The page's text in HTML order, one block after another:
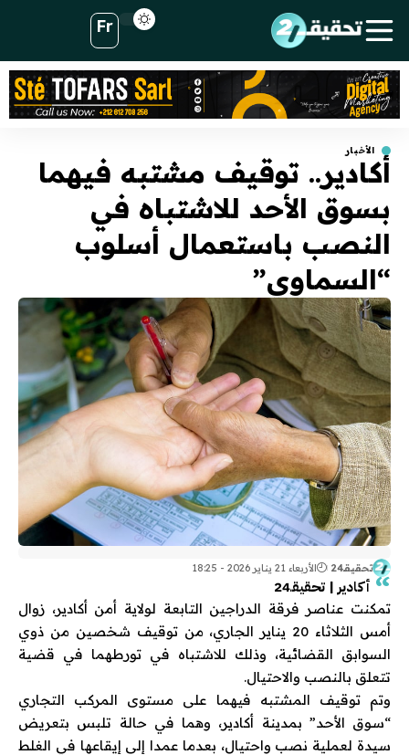
Fr
الأخبار
أكادير.. توقيف مشتبه فيهما
بسوق الأحد للاشتباه في
النصب باستعمال أسلوب
“السماوي”
تحقيقـ24 الأربعاء 21 يناير 2026 - 18:25
أكادير | تحقيقـ24
تمكنت عناصر فرقة الدراجين التابعة لولاية أمن أكادير، زوال
أمس الثلاثاء 20 يناير الجاري، من توقيف شخصين من ذوي
السوابق القضائية، وذلك للاشتباه في تورطهما في قضية
تتعلق بالنصب والاحتيال.
وتم توقيف المشتبه فيهما على مستوى المركب التجاري
“سوق الأحد” بمدينة أكادير، وهما في حالة تلبس بتعريض
سيدة لعملية نصب واحتيال، بعدما عمدا إلى إيقاعها في الغلط